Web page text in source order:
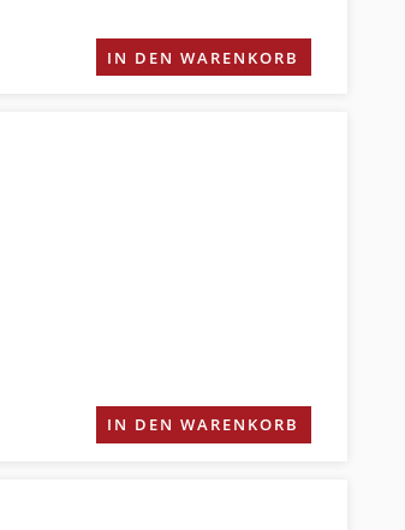
IN DEN WARENKORB
IN DEN WARENKORB